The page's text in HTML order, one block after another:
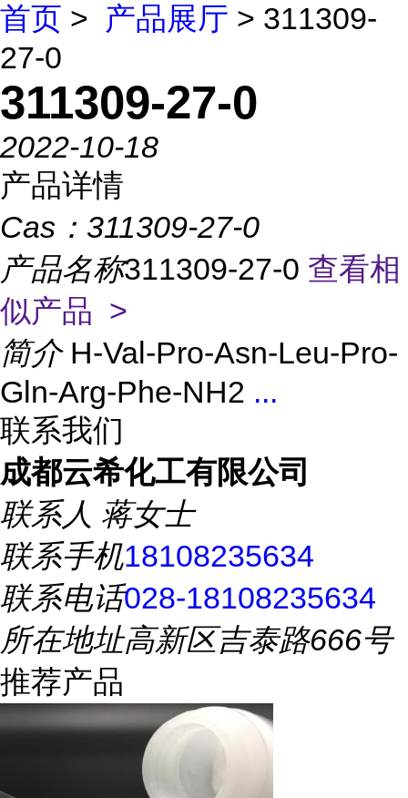
首页 > 产品展厅 > 311309-
27-0
311309-27-0
2022-10-18
产品详情
Cas： 311309-27-0
产品名称311309-27-0 查看相
似产品 >
简介 H-Val-Pro-Asn-Leu-Pro-
Gln-Arg-Phe-NH2 ...
联系我们
成都云希化工有限公司
联系人 蒋女士
联系手机18108235634
联系电话028-18108235634
所在地址高新区吉泰路666号
推荐产品